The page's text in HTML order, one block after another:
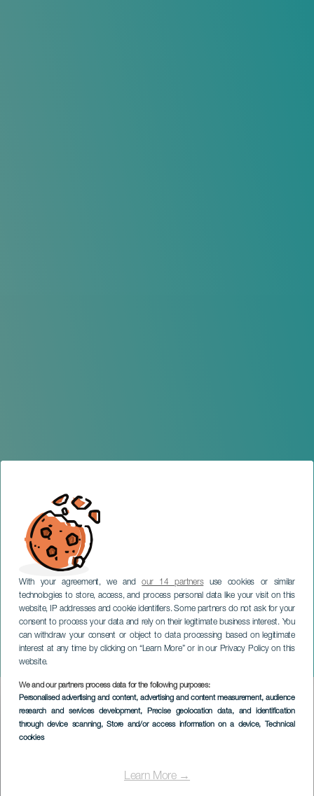
With your agreement, we andour 14 partnersuse cookies or similar
technologies to store, access, and process personal data like your visit on this
website, IP addresses and cookie identifiers. Some partners do not ask for your
consent to process your data and rely on their legitimate business interest. You
can withdraw your consent or object to data processing based on legitimate
interest at any time by clicking on “Learn More” or in our Privacy Policy on this
website.
We and our partners process data for the following purposes:
Personalised advertising and content, advertising and content measurement, audience
research and services development, Precise geolocation data, and identification
through device scanning, Store and/or access information on a device, Technical
cookies
Learn More →
Eolo in famiglia
GRAN CANARIA
Imagen
Listado